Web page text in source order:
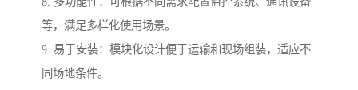
等，满足多样化使用场景。
9. 易于安装：模块化设计便于运输和现场组装，适应不
同场地条件。